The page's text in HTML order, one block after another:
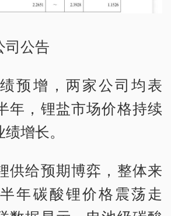
司公告
增，两家公司均表
年，锂盐市场价格持续
增长。
给预期博弈，整体来
年碳酸锂价格震荡走